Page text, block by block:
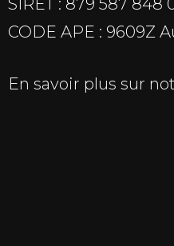
CODE APE : 9609Z
En savoir plus sur